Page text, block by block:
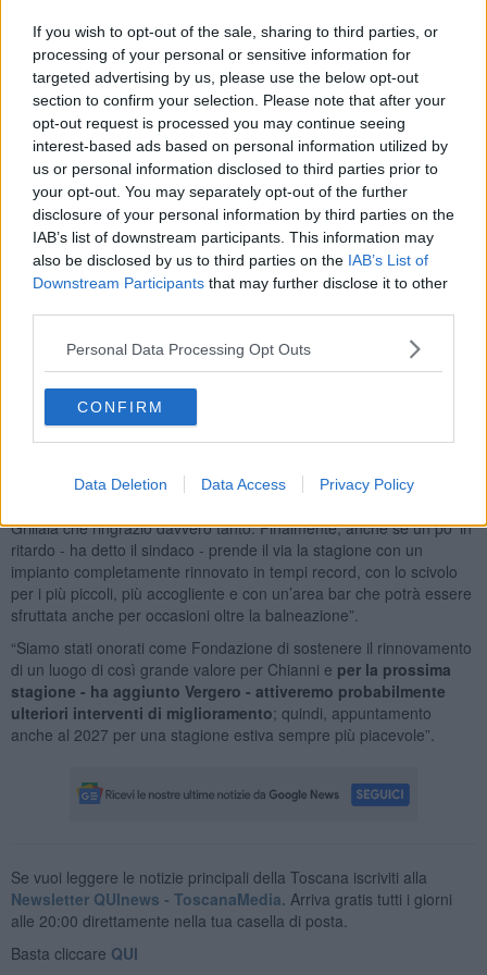
If you wish to opt-out of the sale, sharing to third parties, or
processing of your personal or sensitive information for
targeted advertising by us, please use the below opt-out
section to confirm your selection. Please note that after your
opt-out request is processed you may continue seeing
interest-based ads based on personal information utilized by
us or personal information disclosed to third parties prior to
your opt-out. You may separately opt-out of the further
disclosure of your personal information by third parties on the
IAB’s list of downstream participants. This information may
also be disclosed by us to third parties on the IAB’s List of
Downstream Participants that may further disclose it to other
Personal Data Processing Opt Outs
CONFIRM
Data Deletion Data Access Privacy Policy
La festa per il taglio del nastro ha registrato il tutto esaurito: 200
partecipanti (il massimo della capienza consentita), di cui il 60% di
residenti a Chianni. Presenti i rappresentanti delle istituzioni per il
discorso augurale alla riapertura dell’impianto:Giacomo Tarrini
sindaco di Chianni,Virginia Vergero , presidente di Fondazione La
Grillaia, eDomiziano Lenzi, presidente del Comitato Uisp Valdera
che si è dichiaratoorgoglioso di poter vedere la piscina comunale
di Chianni tornare a nuova vita.
Dopo i lavori di restyling, che in sintesi hanno interessato le
infrastrutture esterne, tra cui pavimentazione, arredi, illuminazione,
spogliatoi, laFondazione La Grillaia ha anche previsto
agevolazioni esclusive per i cittadini di Chianni: l’ingresso
gratuito nei giorni feriali e la riduzione del 50% nei giorni festivi. “La
piscina comunale di Chianni, nata nel 1990 dall’iniziativa di un
gruppo di cittadini che unirono le forze per realizzarla, rappresenta
necessario un intervento strutturale importante e irrimandabile che
Grillaia che ringrazio davvero tanto. Finalmente, anche se un po’ in
ritardo - ha detto il sindaco - prende il via la stagione con un
impianto completamente rinnovato in tempi record, con lo scivolo
per i più piccoli, più accogliente e con un’area bar che potrà essere
sfruttata anche per occasioni oltre la balneazione”.
“Siamo stati onorati come Fondazione di sostenere il rinnovamento
di un luogo di così grande valore per Chianni e per la prossima
stagione - ha aggiunto Vergero - attiveremo probabilmente
ulteriori interventi di miglioramento; quindi, appuntamento
anche al 2027 per una stagione estiva sempre più piacevole”.
Se vuoi leggere le notizie principali della Toscana iscriviti alla
Newsletter QUInews - ToscanaMedia. Arriva gratis tutti i giorni
alle 20:00 direttamente nella tua casella di posta.
Basta cliccare QUI